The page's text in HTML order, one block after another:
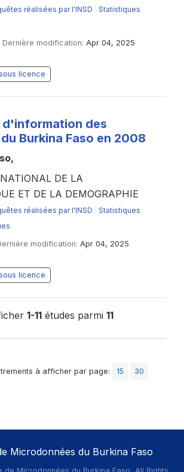
réalisées par l'INSD
Statistiques
Dernière modification: Apr 04, 2025
licence
d'information des
Burkina Faso en 2008
DE LA
ET DE LA DEMOGRAPHIE
réalisées par l'INSD
Statistiques
modification: Apr 04, 2025
licence
1-11études parmi 11
à afficher par page: 15
30
Microdonnées du Burkina Faso